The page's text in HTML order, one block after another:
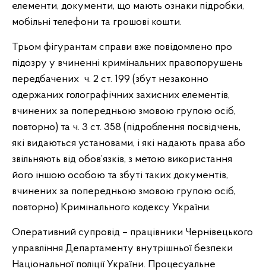
елементи, документи, що мають ознаки підробки,
мобільні телефони та грошові кошти.
Трьом фігурантам справи вже повідомлено про
підозру у вчиненні кримінальних правопорушень
передбачених ч. 2 ст. 199 (збут незаконно
одержаних голографічних захисних елементів,
вчинених за попередньою змовою групою осіб,
повторно) та ч. 3 ст. 358 (підроблення посвідчень,
які видаються установами, і які надають права або
звільняють від обов’язків, з метою використання
його іншою особою та збуті таких документів,
вчинених за попередньою змовою групою осіб,
повторно) Кримінального кодексу України.
Оперативний супровід – працівники Чернівецького
управління Департаменту внутрішньої безпеки
Національної поліції України. Процесуальне